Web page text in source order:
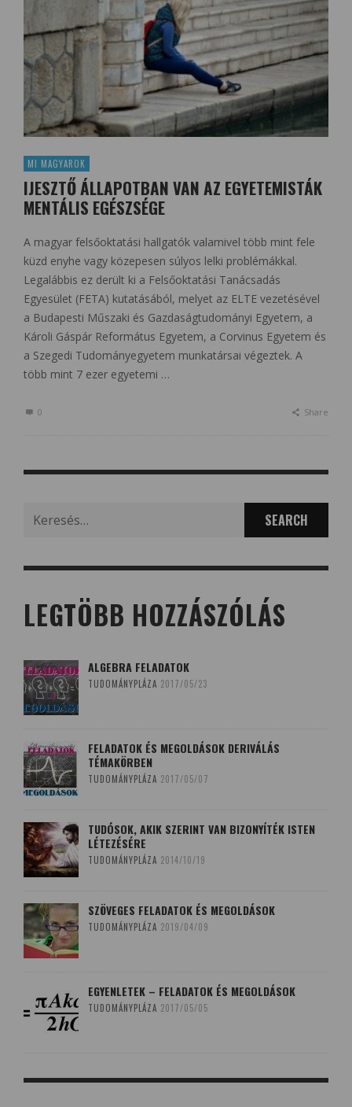
MI MAGYAROK
IJESZTŐ ÁLLAPOTBAN VAN AZ EGYETEMISTÁK
MENTÁLIS EGÉSZSÉGE
A magyar felsőoktatási hallgatók valamivel több mint fele
küzd enyhe vagy közepesen súlyos lelki problémákkal.
Legalábbis ez derült ki a Felsőoktatási Tanácsadás
Egyesület (FETA) kutatásából, melyet az ELTE vezetésével
a Budapesti Műszaki és Gazdaságtudományi Egyetem, a
Károli Gáspár Református Egyetem, a Corvinus Egyetem és
a Szegedi Tudományegyetem munkatársai végeztek. A
több mint 7 ezer egyetemi …
0 Share
LEGTÖBB HOZZÁSZÓLÁS
ALGEBRA FELADATOK
TUDOMÁNYPLÁZA 2017/05/23
FELADATOK ÉS MEGOLDÁSOK DERIVÁLÁS
TÉMAKÖRBEN
TUDOMÁNYPLÁZA 2017/05/07
TUDÓSOK, AKIK SZERINT VAN BIZONYÍTÉK ISTEN
LÉTEZÉSÉRE
TUDOMÁNYPLÁZA 2014/10/19
SZÖVEGES FELADATOK ÉS MEGOLDÁSOK
TUDOMÁNYPLÁZA 2019/04/09
EGYENLETEK – FELADATOK ÉS MEGOLDÁSOK
TUDOMÁNYPLÁZA 2017/05/05